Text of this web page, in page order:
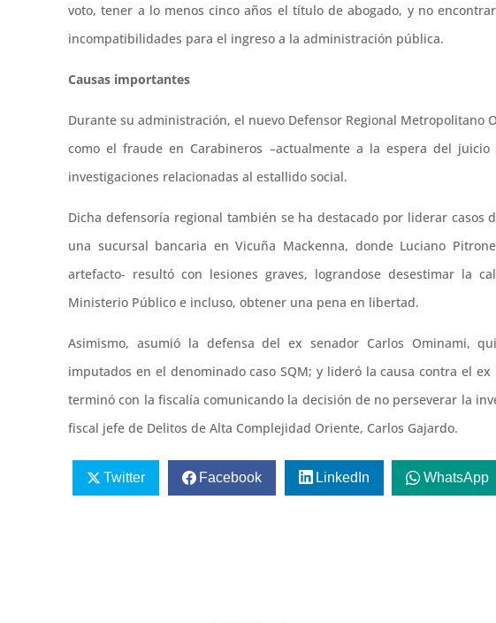
voto, tener a lo menos cinco años el título de abogado, y no
incompatibilidades para el ingreso a la administración pública.
Causas importantes
Durante su administración, el nuevo Defensor Regional Metropolitano
como el fraude en Carabineros –actualmente a la espera del
investigaciones relacionadas al estallido social.
Dicha defensoría regional también se ha destacado por liderar casos
una sucursal bancaria en Vicuña Mackenna, donde Luciano
artefacto- resultó con lesiones graves, lograndose desestimar la
Ministerio Público e incluso, obtener una pena en libertad.
Asimismo, asumió la defensa del ex senador Carlos Ominami,
imputados en el denominado caso SQM; y lideró la causa contra el
terminó con la fiscalía comunicando la decisión de no perseverar la
fiscal jefe de Delitos de Alta Complejidad Oriente, Carlos Gajardo.
Twitter Facebook LinkedIn WhatsApp